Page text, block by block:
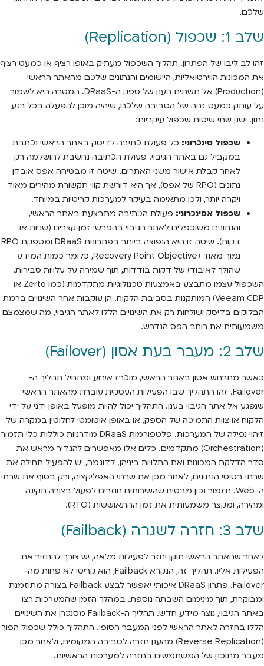
שלכם.
שלב 1: שכפול (Replication)
זהו לב ליבו של הפתרון. תהליך השכפול מעתיק באופן רציף או כמעט רציף
את המכונות הווירטואליות, היישומים והנתונים שלכם מהאתר הראשי
(Production) אל תשתית הענן של ספק ה-DRaaS. המטרה היא לשמור
על עותק כמעט זהה של הסביבה שלכם, שיהיה מוכן להפעלה בכל רגע
נתון. ישנן שתי שיטות שכפול עיקריות:
שכפול סינכרוני: כל פעולת כתיבה לדיסק באתר הראשי נכתבת
במקביל גם באתר הגיבוי. פעולת הכתיבה נחשבת להושלמה רק
לאחר קבלת אישור משני האתרים. שיטה זו מבטיחה אפס אובדן
נתונים (RPO של אפס), אך היא דורשת קווי תקשורת מהירים מאוד
ויקרה יותר, ולכן מתאימה בעיקר למערכות קריטיות במיוחד.
שכפול אסינכרוני: פעולת הכתיבה מתבצעת באתר הראשי,
והנתונים משוכפלים לאתר הגיבוי בהפרשי זמן קצרים (שניות או
דקות). שיטה זו היא הנפוצה ביותר בפתרונות DRaaS ומספקת RPO
נמוך מאוד (Recovery Point Objective, כלומר כמות המידע
שהולך לאיבוד) של דקות בודדות, תוך שמירה על עלויות סבירות.
השכפול עצמו מתבצע באמצעות טכנולוגיות מתקדמות (כמו Zerto או
Veeam CDP) המותקנות בסביבת הלקוח. הן עוקבות אחר השינויים ברמת
הבלוקים בדיסק ושולחות רק את השינויים הללו לאתר הגיבוי, מה שמצמצם
משמעותית את רוחב הפס הנדרש.
שלב 2: מעבר בעת אסון (Failover)
כאשר מתרחש אסון באתר הראשי, מוכרז אירוע ומתחיל תהליך ה-
Failover. זהו התהליך שבו הפעילות העסקית עוברת מהאתר הראשי
שנפגע אל אתר הגיבוי בענן. התהליך יכול להיות מופעל באופן ידני על ידי
הלקוח או צוות התמיכה של הספק, או באופן אוטומטי לחלוטין במקרה של
זיהוי נפילה של המערכות. פלטפורמות DRaaS מודרניות כוללות כלי תזמור
(Orchestration) מתקדמים. כלים אלו מאפשרים להגדיר מראש את
סדר הדלקת המכונות ואת התלויות ביניהן. לדוגמה, יש להפעיל תחילה את
שרתי בסיסי הנתונים, לאחר מכן את שרתי האפליקציה, ורק בסוף את שרתי
ה-Web. תזמור נכון מבטיח שהשירותים חוזרים לפעול בצורה תקינה
ומהירה, ומקצר משמעותית את זמן ההתאוששות (RTO).
שלב 3: חזרה לשגרה (Failback)
לאחר שהאתר הראשי תוקן וחזר לפעילות מלאה, יש צורך להחזיר את
הפעילות אליו. תהליך זה, הנקרא Failback, הוא קריטי לא פחות מה-
Failover. פתרון DRaaS איכותי יאפשר לבצע Failback בצורה מתוזמנת
ומבוקרת, תוך מינימום השבתה נוספת. במהלך הזמן שהמערכות רצו
באתר הגיבוי, נוצר מידע חדש. תהליך ה-Failback מסנכרן את השינויים
הללו בחזרה לאתר הראשי לפני המעבר הסופי. התהליך כולל שכפול הפוך
(Reverse Replication) מהענן חזרה לסביבה המקומית, ולאחר מכן
מעבר מתוכנן של המשתמשים בחזרה למערכות הראשיות.